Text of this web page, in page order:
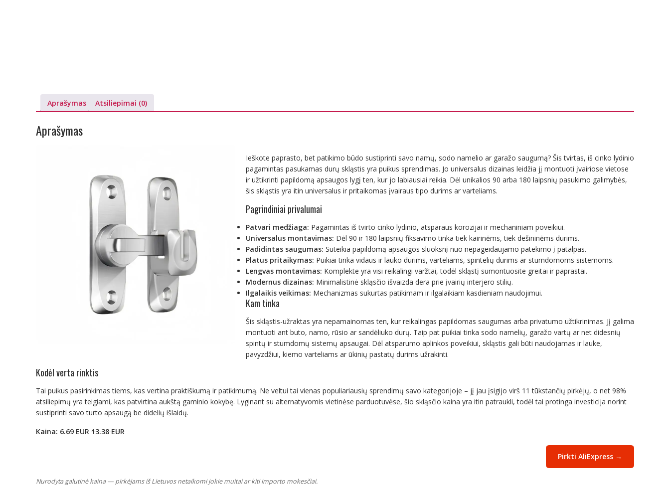
Aprašymas Atsiliepimai (0)
Aprašymas
Ieškote paprasto, bet patikimo būdo sustiprinti savo namų, sodo namelio ar garažo saugumą? Šis tvirtas, iš cinko lydinio
pagamintas pasukamas durų skląstis yra puikus sprendimas. Jo universalus dizainas leidžia jį montuoti įvairiose vietose
ir užtikrinti papildomą apsaugos lygį ten, kur jo labiausiai reikia. Dėl unikalios 90 arba 180 laipsnių pasukimo galimybės,
šis skląstis yra itin universalus ir pritaikomas įvairaus tipo durims ar varteliams.
Pagrindiniai privalumai
Patvari medžiaga: Pagamintas iš tvirto cinko lydinio, atsparaus korozijai ir mechaniniam poveikiui.
Universalus montavimas: Dėl 90 ir 180 laipsnių fiksavimo tinka tiek kairinėms, tiek dešininėms durims.
Padidintas saugumas: Suteikia papildomą apsaugos sluoksnį nuo nepageidaujamo patekimo į patalpas.
Platus pritaikymas: Puikiai tinka vidaus ir lauko durims, varteliams, spintelių durims ar stumdomoms sistemoms.
Lengvas montavimas: Komplekte yra visi reikalingi varžtai, todėl skląstį sumontuosite greitai ir paprastai.
Modernus dizainas: Minimalistinė skląsčio išvaizda dera prie įvairių interjero stilių.
Ilgalaikis veikimas: Mechanizmas sukurtas patikimam ir ilgalaikiam kasdieniam naudojimui.
Kam tinka
Šis skląstis-užraktas yra nepamainomas ten, kur reikalingas papildomas saugumas arba privatumo užtikrinimas. Jį galima
montuoti ant buto, namo, rūsio ar sandėliuko durų. Taip pat puikiai tinka sodo namelių, garažo vartų ar net didesnių
spintų ir stumdomų sistemų apsaugai. Dėl atsparumo aplinkos poveikiui, skląstis gali būti naudojamas ir lauke,
pavyzdžiui, kiemo varteliams ar ūkinių pastatų durims užrakinti.
Kodėl verta rinktis
Tai puikus pasirinkimas tiems, kas vertina praktiškumą ir patikimumą. Ne veltui tai vienas populiariausių sprendimų savo kategorijoje – jį jau įsigijo virš 11 tūkstančių pirkėjų, o net 98%
atsiliepimų yra teigiami, kas patvirtina aukštą gaminio kokybę. Lyginant su alternatyvomis vietinėse parduotuvėse, šio skląsčio kaina yra itin patraukli, todėl tai protinga investicija norint
sustiprinti savo turto apsaugą be didelių išlaidų.
Kaina: 6.69 EUR 13.38 EUR
Pirkti AliExpress →
Nurodyta galutinė kaina — pirkėjams iš Lietuvos netaikomi jokie muitai ar kiti importo mokesčiai.